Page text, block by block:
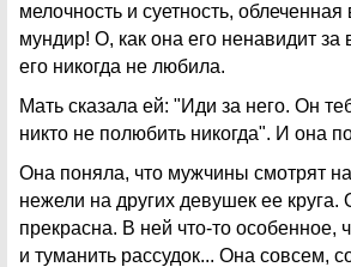
мелочность и суетность,
мундир! О, как она его ненавидит за
его никогда не любила.
Мать сказала ей: "Иди за него. Он
никто не полюбить никогда". И она
Она поняла, что мужчины смотрят
нежели на других девушек ее круга.
прекрасна. В ней что-то особенное,
и туманить рассудок... Она совсем,